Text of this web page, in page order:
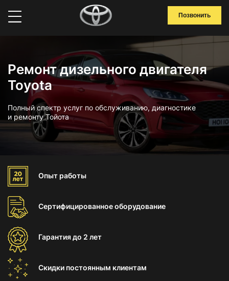
Позвонить
Ремонт дизельного двигателя
Toyota
Полный спектр услуг по обслуживанию, диагностике
и ремонту Тойота
Опыт работы
Сертифицированноеоборудование
Гарантиядо 2 лет
Скидки постоянным клиентам